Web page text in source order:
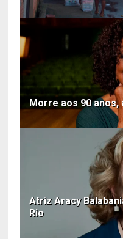
Morre aos 90 anos,
Atriz Aracy
Rio